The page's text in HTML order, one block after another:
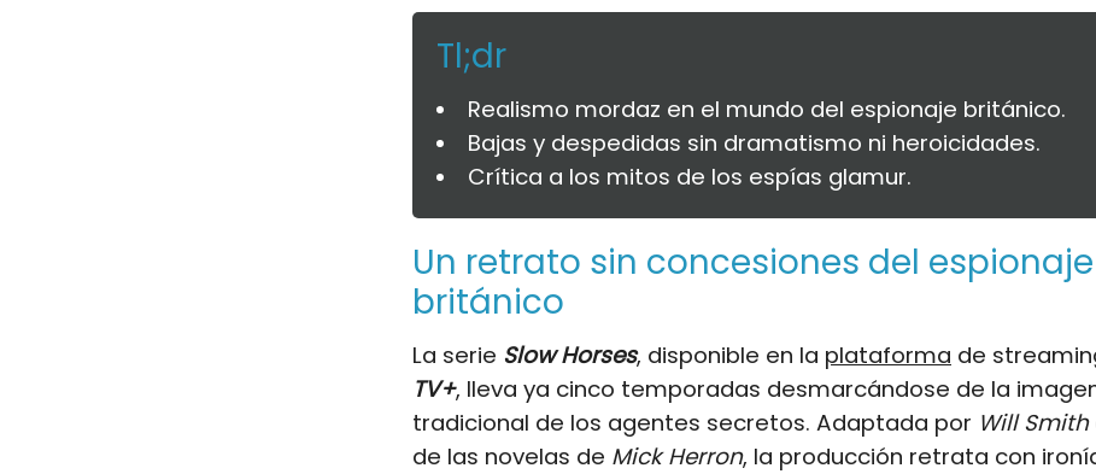
Tl;dr
Realismo mordaz en el mundo del espionaje británico.
Bajas y despedidas sin dramatismo ni heroicidades.
Crítica a los mitos de los espías glamur.
Un retrato sin concesiones del espionaje
británico
La serie Slow Horses, disponible en la plataforma de
TV+, lleva ya cinco temporadas desmarcándose de la
tradicional de los agentes secretos. Adaptada por Will Smith
de las novelas de Mick Herron, la producción retrata con